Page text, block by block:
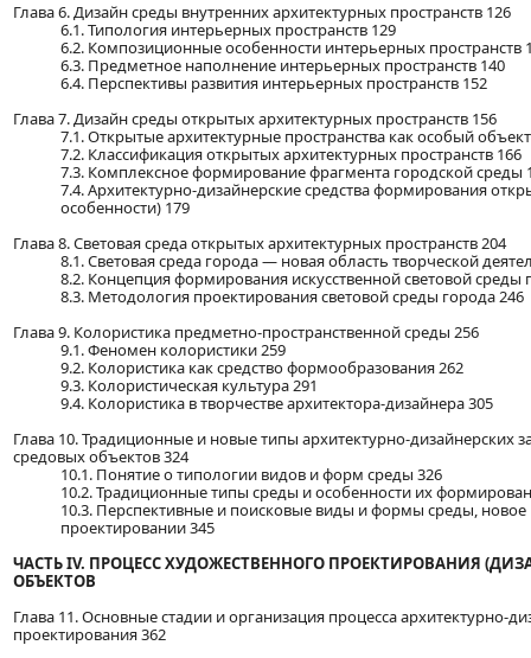
Глава 6. Дизайн среды внутренних архитектурных пространств 126
6.1. Типология интерьерных пространств 129
6.2. Композиционные особенности интерьерных пространств
6.3. Предметное наполнение интерьерных пространств 140
6.4. Перспективы развития интерьерных пространств 152
Глава 7. Дизайн среды открытых архитектурных пространств 156
7.1. Открытые архитектурные пространства как особый
7.2. Классификация открытых архитектурных пространств 166
7.3. Комплексное формирование фрагмента городской среды
7.4. Архитектурно-дизайнерские средства формирования
особенности) 179
Глава 8. Световая среда открытых архитектурных пространств 204
8.1. Световая среда города — новая область творческой
8.2. Концепция формирования искусственной световой среды
8.3. Методология проектирования световой среды города 246
Глава 9. Колористика предметно-пространственной среды 256
9.1. Феномен колористики 259
9.2. Колористика как средство формообразования 262
9.3. Колористическая культура 291
9.4. Колористика в творчестве архитектора-дизайнера 305
Глава 10. Традиционные и новые типы архитектурно-дизайнерских
средовых объектов 324
10.1. Понятие о типологии видов и форм среды 326
10.2. Традиционные типы среды и особенности их
10.3. Перспективные и поисковые виды и формы среды, новое
проектировании 345
ЧАСТЬ IV. ПРОЦЕСС ХУДОЖЕСТВЕННОГО ПРОЕКТИРОВАНИЯ
ОБЪЕКТОВ
Глава 11. Основные стадии и организация процесса архитектурно-
проектирования 362